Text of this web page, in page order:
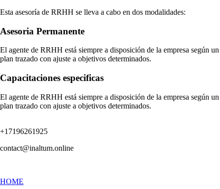
Esta asesoría de RRHH se lleva a cabo en dos modalidades:
Asesoria Permanente
El agente de RRHH está siempre a disposición de la empresa según un
plan trazado con ajuste a objetivos determinados.
Capacitaciones especificas
El agente de RRHH está siempre a disposición de la empresa según un
plan trazado con ajuste a objetivos determinados.
+17196261925
contact@inaltum.online
HOME